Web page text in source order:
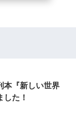
本『新しい世界
た！